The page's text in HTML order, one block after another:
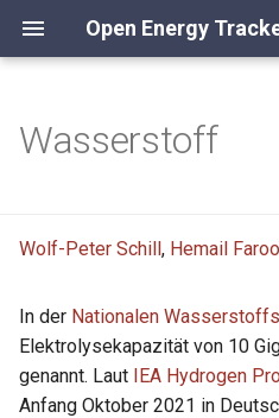
Open Energy
e
i
r
Photovoltaik
Wasserstoff
Wolf-Peter Schill, Hemail
In der Nationalen
Elektrolysekapazität von 10
genannt. Laut IEA Hydrogen
Anfang Oktober 2021 in